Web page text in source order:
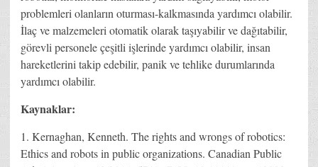
problemleri olanların oturması-kalkmasında yardımcı olabilir.
İlaç ve malzemeleri otomatik olarak taşıyabilir ve dağıtabilir,
görevli personele çeşitli işlerinde yardımcı olabilir, insan
hareketlerini takip edebilir, panik ve tehlike durumlarında
yardımcı olabilir.
Kaynaklar:
1. Kernaghan, Kenneth. The rights and wrongs of robotics:
Ethics and robots in public organizations. Canadian Public